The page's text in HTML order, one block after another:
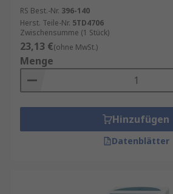
RS Best.-Nr. 396-140
Herst. Teile-Nr. 5TD4706
Zwischensumme (1 Stück)
23,13 €(ohne MwSt.)
Menge
Hinzufügen
Datenblätter